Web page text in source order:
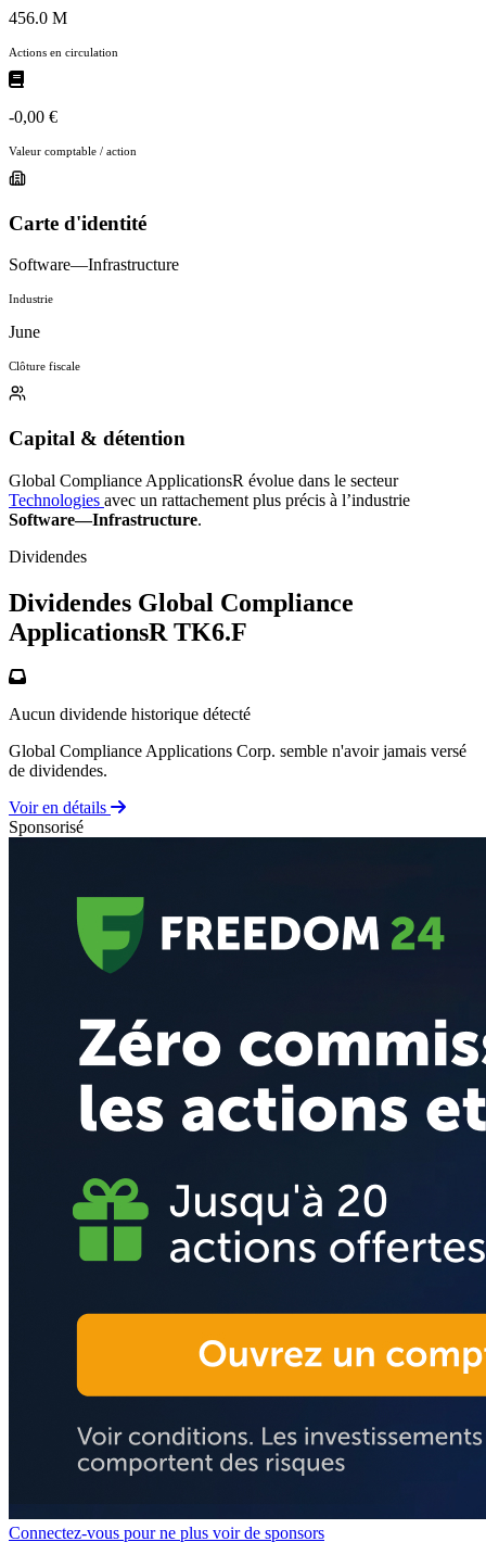
456.0 M
Actions en circulation
-0,00 €
Valeur comptable / action
Carte d'identité
Software—Infrastructure
Industrie
June
Clôture fiscale
Capital & détention
Global Compliance ApplicationsR évolue dans le secteur
Technologies avec un rattachement plus précis à l’industrie
Software—Infrastructure.
Dividendes
Dividendes Global Compliance
ApplicationsR TK6.F
Aucun dividende historique détecté
Global Compliance Applications Corp. semble n'avoir jamais versé
de dividendes.
Voir en détails
Sponsorisé
Connectez-vous pour ne plus voir de sponsors